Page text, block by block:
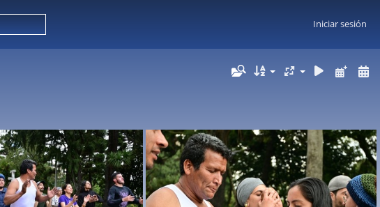
Iniciar sesión